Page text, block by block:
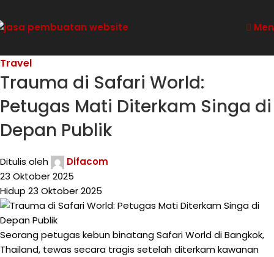
Travel
Trauma di Safari World:
Petugas Mati Diterkam Singa di
Depan Publik
Ditulis oleh
Difacom
23 Oktober 2025
Hidup 23 Oktober 2025
Seorang petugas kebun binatang Safari World di Bangkok,
Thailand, tewas secara tragis setelah diterkam kawanan